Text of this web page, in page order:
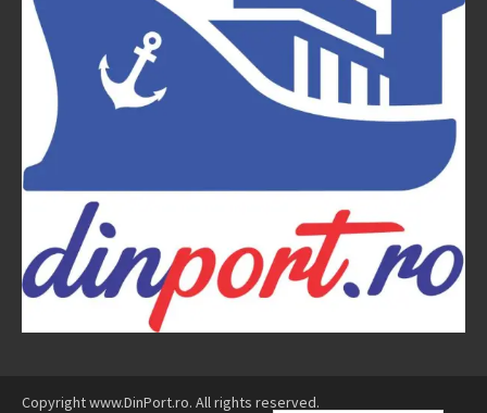
Copyright www.DinPort.ro. All rights reserved.